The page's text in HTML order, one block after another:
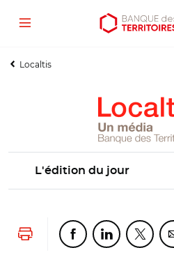
Aller
contenu
Aller
menu
Ouvrir
outils
Menu
Localtis
L'édition du jour
Lancer l'impression
Partager cette
Partager